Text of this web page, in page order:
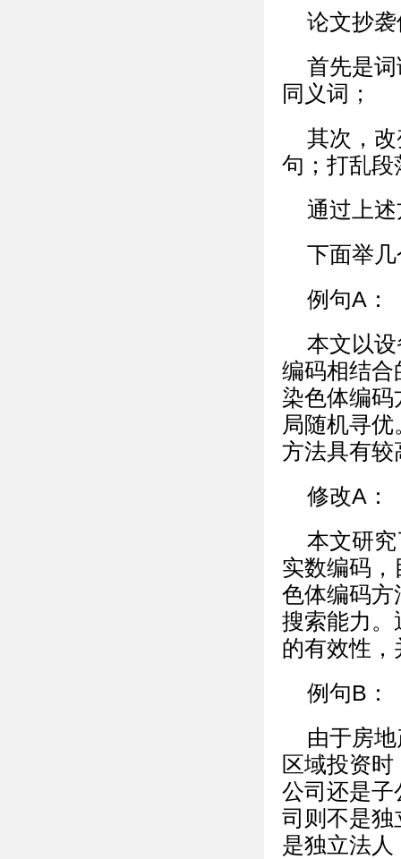
论文抄
首先是
同义词；
其次，
句；打乱段
通过上
下面举
例句A：
本文以
编码相结合
染色体编
局随机寻
方法具有较
修改A：
本文研
实数编码
色体编码方
搜索能力。
的有效性
例句B：
由于房
区域投资
公司还是子
司则不是独
是独立法